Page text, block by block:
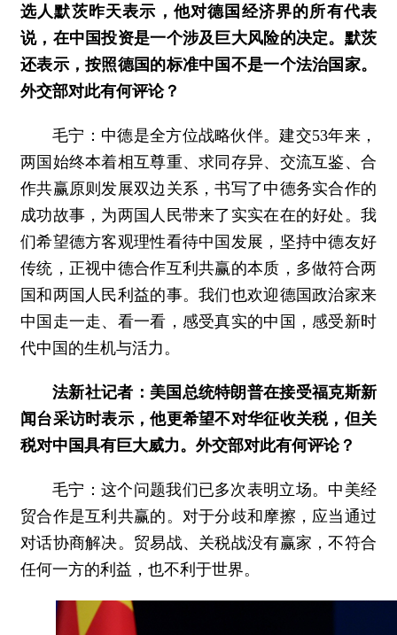
选人默茨昨天表示，他对德国经济界的所有代表
说，在中国投资是一个涉及巨大风险的决定。默茨
还表示，按照德国的标准中国不是一个法治国家。
外交部对此有何评论？
毛宁：中德是全方位战略伙伴。建交53年来，
两国始终本着相互尊重、求同存异、交流互鉴、合
作共赢原则发展双边关系，书写了中德务实合作的
成功故事，为两国人民带来了实实在在的好处。我
们希望德方客观理性看待中国发展，坚持中德友好
传统，正视中德合作互利共赢的本质，多做符合两
国和两国人民利益的事。我们也欢迎德国政治家来
中国走一走、看一看，感受真实的中国，感受新时
代中国的生机与活力。
法新社记者：美国总统特朗普在接受福克斯新
闻台采访时表示，他更希望不对华征收关税，但关
税对中国具有巨大威力。外交部对此有何评论？
毛宁：这个问题我们已多次表明立场。中美经
贸合作是互利共赢的。对于分歧和摩擦，应当通过
对话协商解决。贸易战、关税战没有赢家，不符合
任何一方的利益，也不利于世界。